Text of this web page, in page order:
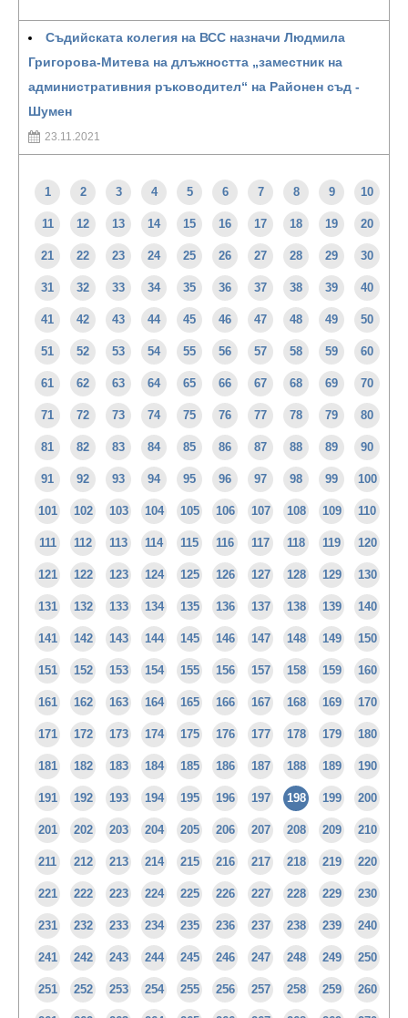
Съдийската колегия на ВСС назначи Людмила
Григорова-Митева на длъжността „заместник на
административния ръководител“ на Районен съд -
Шумен
23.11.2021
1 2 3 4 5 6 7 8 9 10
11 12 13 14 15 16 17 18 19 20
21 22 23 24 25 26 27 28 29 30
31 32 33 34 35 36 37 38 39 40
41 42 43 44 45 46 47 48 49 50
51 52 53 54 55 56 57 58 59 60
61 62 63 64 65 66 67 68 69 70
71 72 73 74 75 76 77 78 79 80
81 82 83 84 85 86 87 88 89 90
91 92 93 94 95 96 97 98 99 100
101 102 103 104 105 106 107 108 109 110
111 112 113 114 115 116 117 118 119 120
121 122 123 124 125 126 127 128 129 130
131 132 133 134 135 136 137 138 139 140
141 142 143 144 145 146 147 148 149 150
151 152 153 154 155 156 157 158 159 160
161 162 163 164 165 166 167 168 169 170
171 172 173 174 175 176 177 178 179 180
181 182 183 184 185 186 187 188 189 190
191 192 193 194 195 196 197 198 199 200
201 202 203 204 205 206 207 208 209 210
211 212 213 214 215 216 217 218 219 220
221 222 223 224 225 226 227 228 229 230
231 232 233 234 235 236 237 238 239 240
241 242 243 244 245 246 247 248 249 250
251 252 253 254 255 256 257 258 259 260